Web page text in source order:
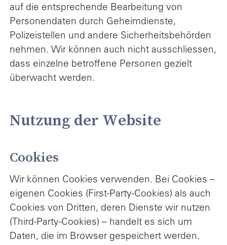
auf die entsprechende Bearbeitung von
Personendaten durch Geheimdienste,
Polizeistellen und andere Sicherheitsbehörden
nehmen. Wir können auch nicht ausschliessen,
dass einzelne betroffene Personen gezielt
überwacht werden.
Nutzung der Website
Cookies
Wir können Cookies verwenden. Bei Cookies –
eigenen Cookies (First-Party-Cookies) als auch
Cookies von Dritten, deren Dienste wir nutzen
(Third-Party-Cookies) – handelt es sich um
Daten, die im Browser gespeichert werden.